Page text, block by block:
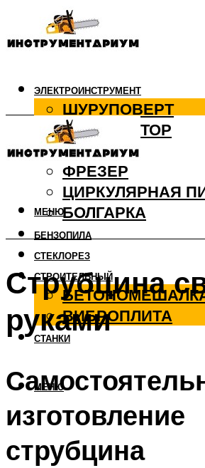
ЭЛЕКТРОИНСТРУМЕНТ
ШУРУПОВЕРТ
ПЕРФОРАТОР
ДРЕЛЬ
ФРЕЗЕР
ЦИРКУЛЯРНАЯ
БОЛГАРКА
БЕНЗОПИЛА
СТЕКЛОРЕЗ
СТРОИТЕЛЬНЫЙ
ВИБРОПЛИТА
СТАНКИ
МЕНЮ
МЕНЮ
Струбцина
руками
изготовление
струбцина